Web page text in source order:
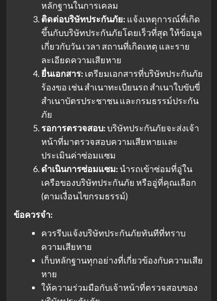
หลักฐานในการเคลม
ติดต่อบริษัทประกันภัย: แจ้งเหตุการณ์ที่เกิด
ขึ้นกับบริษัทประกันภัยโดยเร็วที่สุด ให้ข้อมูล
เกี่ยวกับวัน เวลา สถานที่เกิดเหตุ และราย
ละเอียดความเสียหาย
ยื่นเอกสาร: เตรียมเอกสารที่บริษัทประกันภัย
ร้องขอ เช่น สำเนาทะเบียนรถ สำเนาใบขับขี่
สำเนาบัตรประชาชน และกรมธรรม์ประกัน
ภัย
รอการตรวจสอบ:บริษัทประกันภัยจะส่งเจ้า
หน้าที่มาตรวจสอบความเสียหายและ
ประเมินค่าซ่อมแซม
ดำเนินการซ่อมแซม: นำรถเข้าซ่อมที่อู่ใน
เครือของบริษัทประกันภัย หรืออู่ที่คุณเลือก
(ตามเงื่อนไขกรมธรรม์)
ข้อควรจำ:
ควรรีบแจ้งบริษัทประกันภัยทันทีที่ทราบ
ความเสียหาย
เก็บหลักฐานทุกอย่างที่เกี่ยวข้องกับความเสีย
หาย
ให้ความร่วมมือกับเจ้าหน้าที่ตรวจสอบของ